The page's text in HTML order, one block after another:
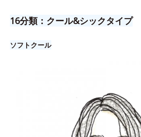
16分類：クール&シックタイプ
ソフトクール